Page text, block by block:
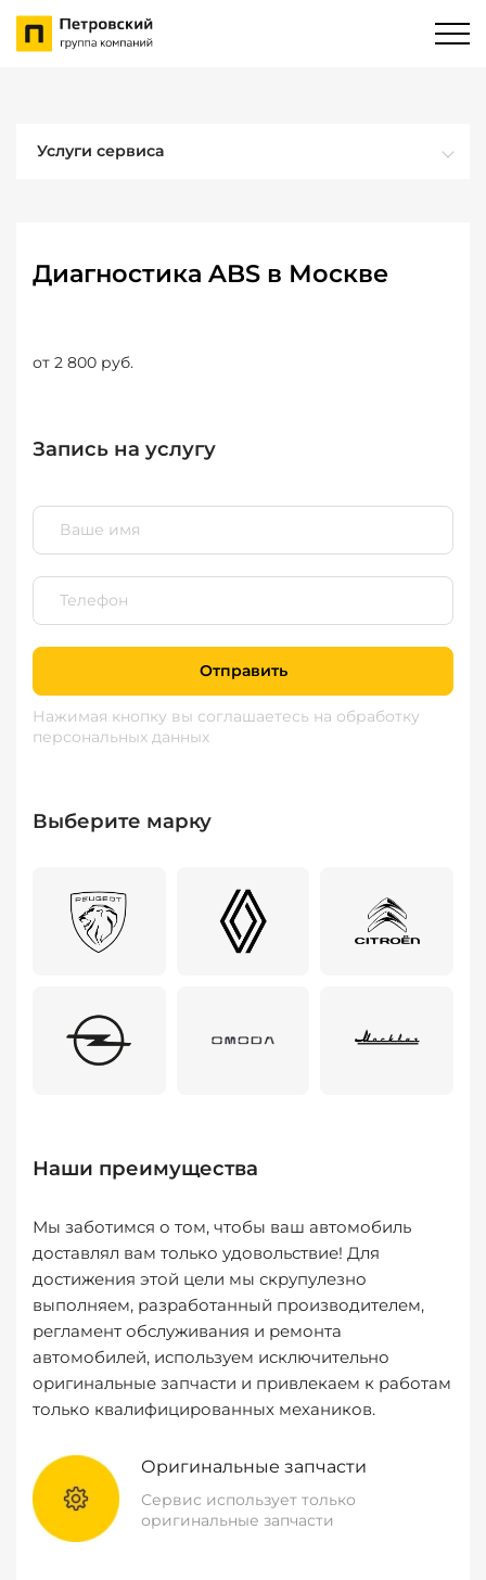
Услуги сервиса
Диагностика ABS в Москве
от 2 800 руб.
Запись на услугу
Отправить
Нажимая кнопку вы соглашаетесь на обработку
персональных данных
Выберите марку
Наши преимущества
Мы заботимся о том, чтобы ваш автомобиль
доставлял вам только удовольствие! Для
достижения этой цели мы скрупулезно
выполняем, разработанный производителем,
регламент обслуживания и ремонта
автомобилей, используем исключительно
оригинальные запчасти и привлекаем к работам
только квалифицированных механиков.
Оригинальные запчасти
Сервис использует только
оригинальные запчасти